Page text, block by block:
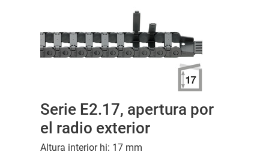
Serie E2.17, apertura por
el radio exterior
Altura interior hi: 17 mm